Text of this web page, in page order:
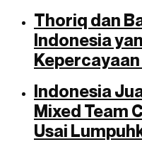
Thoriq dan
Indonesia
Kepercayaan
Indonesia
Mixed Team
Usai